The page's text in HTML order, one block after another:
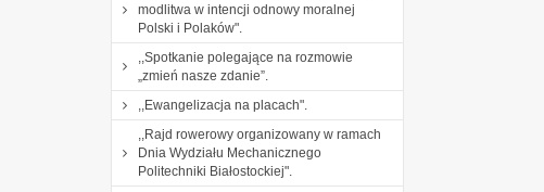
modlitwa w intencji odnowy moralnej
Polski i Polaków".
,,Spotkanie polegające na rozmowie
„zmień nasze zdanie”.
,,Ewangelizacja na placach".
,,Rajd rowerowy organizowany w ramach
Dnia Wydziału Mechanicznego
Politechniki Białostockiej".